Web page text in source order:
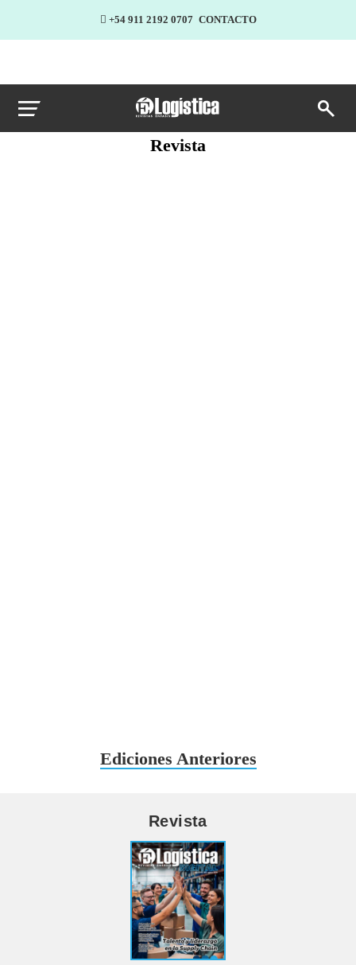
+54 911 2192 0707 CONTACTO
Revista
Ediciones Anteriores
Revista